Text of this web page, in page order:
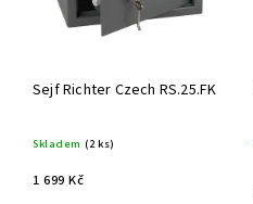
Sejf Richter Czech RS.25.FK
Skladem (2 ks)
1 699 Kč